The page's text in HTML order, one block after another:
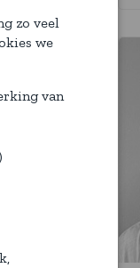
zo veel
we
van